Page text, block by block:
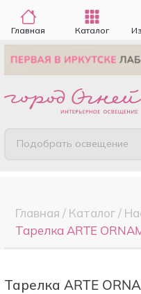
Главная Каталог
Подобрать освещение
Главная / Каталог/
Тарелка ARTE
Тарелка ARTE